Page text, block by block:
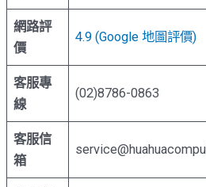
網路評
價
4.9 (Google 地圖評價)
客服專
線
(02)8786-0863
客服信
箱